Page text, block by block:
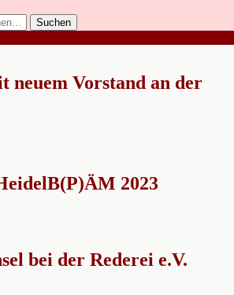
neuem Vorstand an der
2023
bei der Rederei e.V.